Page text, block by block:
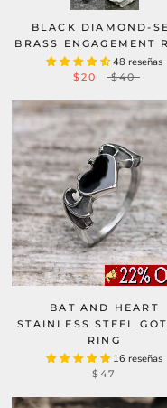
BLACK DIAMOND-
BRASS ENGAGEMENT
48 reseñas
$20 $40
BAT AND HEART
STAINLESS STEEL
RING
16 reseñas
$47